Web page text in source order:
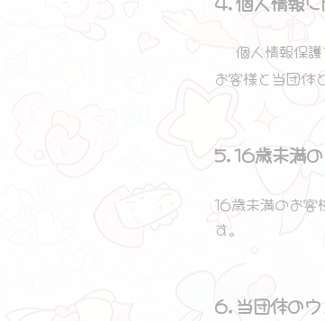
個人情報保
お客様と当団体
5.16歳未満
16歳未満のお客
す。
6.当団体のウ